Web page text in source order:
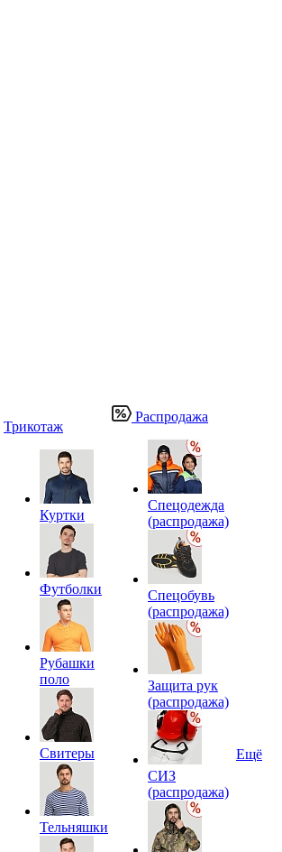
Трикотаж
Куртки
Футболки
Рубашки
поло
Свитеры
Тельняшки
Распродажа
Спецодежда
(распродажа)
Спецобувь
(распродажа)
Защита рук
(распродажа)
СИЗ
(распродажа)
Ещё